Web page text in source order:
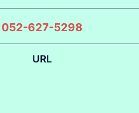
052-627-5298
URL